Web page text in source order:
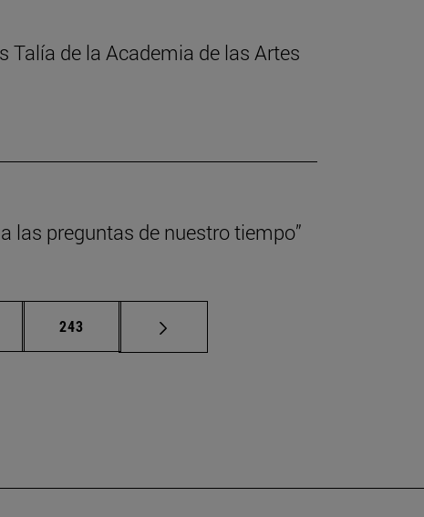
Talía de la Academia de las Artes
las preguntas de nuestro tiempo”
intermedias Use TAB para desplazarse.
Página
243